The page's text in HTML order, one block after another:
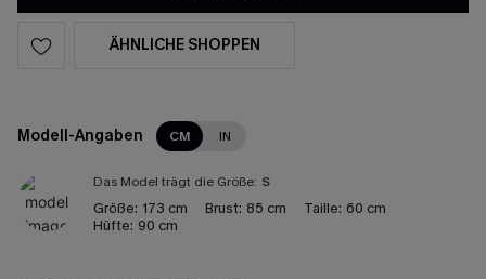
ÄHNLICHE SHOPPEN
Modell-Angaben CM IN
Das Model trägt die Größe: S
Größe: 173 cm Brust: 85 cm Taille: 60 cm
Hüfte: 90 cm